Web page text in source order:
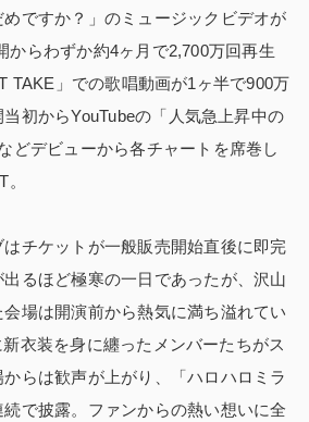
めですか？」のミュージックビデオが
からわずか約4ヶ月で2,700万回再生
TAKE」での歌唱動画が1ヶ半で900万
初からYouTubeの「人気急上昇中の
どデビューから各チャートを席巻し
チケットが一般販売開始直後に即完
るほど極寒の一日であったが、沢山
場は開演前から熱気に満ち溢れてい
衣装を身に纏ったメンバーたちがス
らは歓声が上がり、「ハロハロミラ
で披露。ファンからの熱い想いに全